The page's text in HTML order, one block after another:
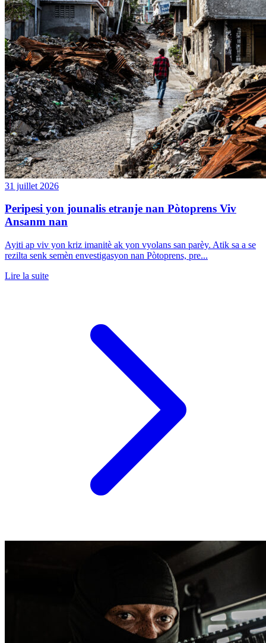
31 juillet 2026
Peripesi yon jounalis etranje nan Pòtoprens Viv
Ansanm nan
Ayiti ap viv yon kriz imanitè ak yon vyolans san parèy. Atik sa a se
rezilta senk semèn envestigasyon nan Pòtoprens, pre...
Lire la suite